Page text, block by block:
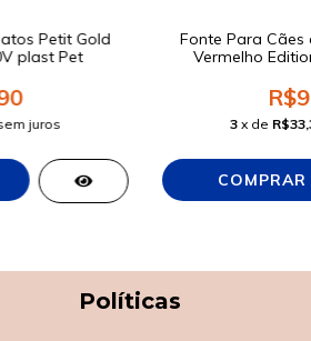
Petit Gold
plast Pet
juros
Fonte Para Cães
Vermelho
3 x de
Políticas